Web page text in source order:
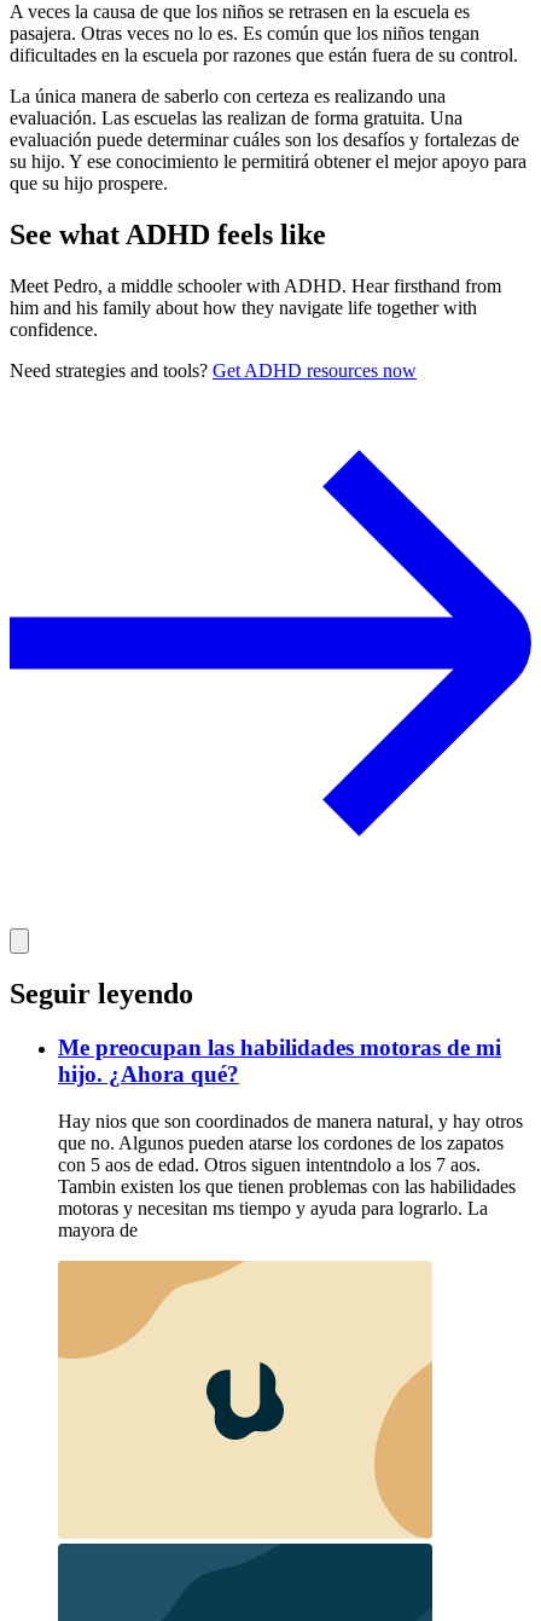
A veces la causa de que los niños se retrasen en la escuela es
pasajera. Otras veces no lo es. Es común que los niños tengan
dificultades en la escuela por razones que están fuera de su control.
La única manera de saberlo con certeza es realizando una
evaluación. Las escuelas las realizan de forma gratuita. Una
evaluación puede determinar cuáles son los desafíos y fortalezas de
su hijo. Y ese conocimiento le permitirá obtener el mejor apoyo para
que su hijo prospere.
See what ADHD feels like
Meet Pedro, a middle schooler with ADHD. Hear firsthand from
him and his family about how they navigate life together with
confidence.
Need strategies and tools? Get ADHD resources now
Seguir leyendo
Me preocupan las habilidades motoras de mi
hijo. ¿Ahora qué?
Hay nios que son coordinados de manera natural, y hay otros
que no. Algunos pueden atarse los cordones de los zapatos
con 5 aos de edad. Otros siguen intentndolo a los 7 aos.
Tambin existen los que tienen problemas con las habilidades
motoras y necesitan ms tiempo y ayuda para lograrlo. La
mayora de